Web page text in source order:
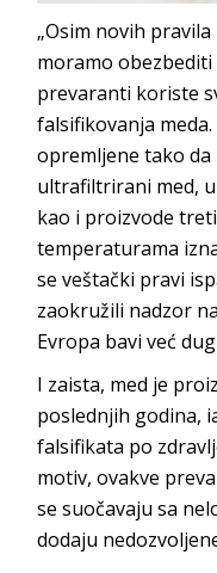
„Osim novih
moramo
prevaranti koriste
falsifikovanja
opremljene tako
ultrafiltrirani med,
kao i proizvode
temperaturama
se veštački pravi
zaokružili nadzor
Evropa bavi već
I zaista, med je
poslednjih godina,
falsifikata po
motiv, ovakve
se suočavaju sa
dodaju